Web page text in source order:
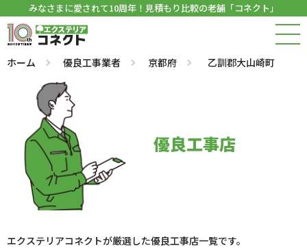
みなさまに愛されて10周年！見積もり比較の老舗「コネクト」
ホーム 優良工事業者 京都府 乙訓郡大山崎町
優良工事店
エクステリアコネクトが厳選した優良工事店一覧です。